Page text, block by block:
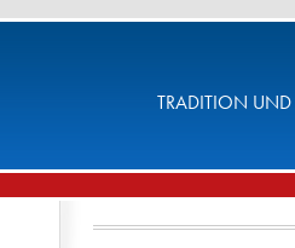
TRADITION UND